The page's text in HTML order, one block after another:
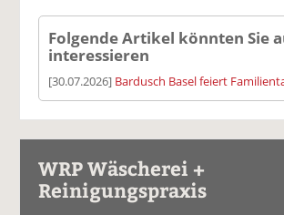
Folgende Artikel könnten Sie
interessieren
[30.07.2026] Bardusch Basel feiert
WRP Wäscherei +
Reinigungspraxis